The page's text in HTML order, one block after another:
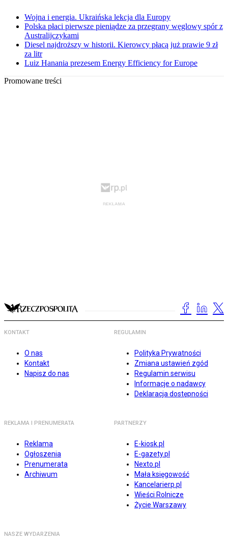
Wojna i energia. Ukraińska lekcja dla Europy
Polska płaci pierwsze pieniądze za przegrany węglowy spór z
Australijczykami
Diesel najdroższy w historii. Kierowcy płacą już prawie 9 zł
za litr
Luiz Hanania prezesem Energy Efficiency for Europe
Promowane treści
KONTAKT
O nas
Kontakt
Napisz do nas
REGULAMIN
Polityka Prywatności
Zmiana ustawień zgód
Regulamin serwisu
Informacje o nadawcy
Deklaracja dostępności
REKLAMA I PRENUMERATA
Reklama
Ogłoszenia
Prenumerata
Archiwum
PARTNERZY
E-kiosk.pl
E-gazety.pl
Nexto.pl
Mała księgowość
Kancelarierp.pl
Wieści Rolnicze
Życie Warszawy
NASZE WYDARZENIA